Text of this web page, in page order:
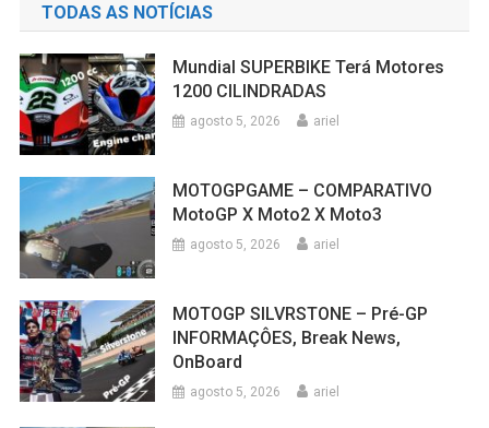
TODAS AS NOTÍCIAS
Mundial SUPERBIKE Terá Motores
1200 CILINDRADAS
agosto 5, 2026 ariel
MOTOGPGAME – COMPARATIVO
MotoGP X Moto2 X Moto3
agosto 5, 2026 ariel
MOTOGP SILVRSTONE – Pré-GP
INFORMAÇÔES, Break News,
OnBoard
agosto 5, 2026 ariel